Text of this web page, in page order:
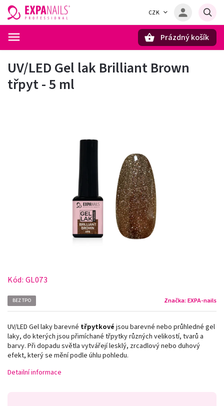
CZK
Prázdný košík
UV/LED Gel lak Brilliant Brown
třpyt - 5 ml
Kód: GL073
BEZ TPO Značka: EXPA-nails
UV/LED Gel laky barevné třpytkové jsou barevné nebo průhledné gel
laky, do kterých jsou přimíchané třpytky různých velikostí, tvarů a
barvy. Při dopadu světla vytvářejí lesklý, zrcadlový nebo duhový
efekt, který se mění podle úhlu pohledu.
Detailní informace